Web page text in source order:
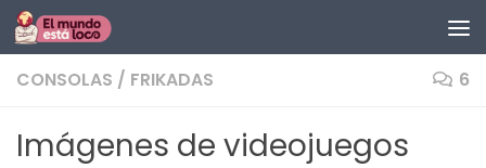
Saltar al contenido
CONSOLAS / FRIKADAS 6
Imágenes de videojuegos